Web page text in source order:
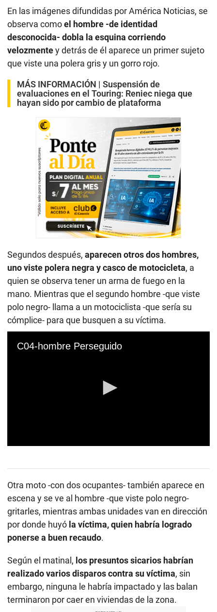
En las imágenes difundidas por América Noticias, se
observa comoel hombre -de identidad
desconocida- dobla la esquina corriendo
velozmentey detrás de él aparece un primer sujeto
que viste una polera gris y un gorro rojo.
MÁS INFORMACIÓN | Suspensión de
evaluaciones en el Touring: Reniec niega que
hayan sido por cambio de plataforma
Segundos después, aparecen otros dos hombres,
uno viste polera negra y casco de motocicleta, a
quien se observa tener un arma de fuego en la
mano. Mientras que el segundo hombre -que viste
polo negro- llama a un motociclista -que sería su
cómplice- para que busquen a su víctima.
C04-hombre Perseguido
o
n
d
s
o
f
0
s
e
o
n
d
Otra moto -con dos ocupantes- también aparece en
escena y se ve al hombre -que viste polo negro-
gritarles, mientras ambas unidades van en dirección
por donde huyó la víctima, quien habría logrado
ponerse a buen recaudo.
Según el matinal, los presuntos sicarios habrían
realizado varios disparos contra su víctima, sin
embargo, ninguna le habría impactado y las balan
terminaron por caer en viviendas de la zona.